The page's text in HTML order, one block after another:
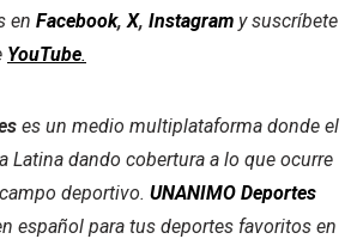
en Facebook,X, Instagram y suscríbete
YouTube.
es un medio multiplataforma donde el
Latina dando cobertura a lo que ocurre
deportivo. UNANIMO Deportes
español para tus deportes favoritos en